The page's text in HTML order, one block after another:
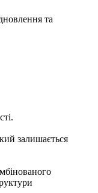
та
залишається